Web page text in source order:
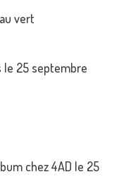
vert
le 25 septembre
chez 4AD le 25